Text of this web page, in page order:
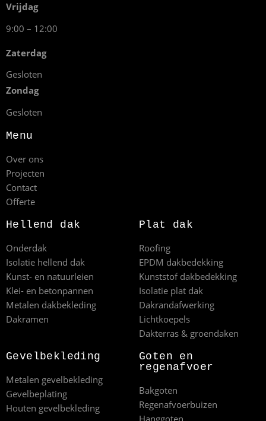
Vrijdag
9:00 – 12:00
Zaterdag
Gesloten
Zondag
Gesloten
Menu
Over ons
Projecten
Contact
Offerte
Hellend dak
Onderdak
Isolatie hellend dak
Kunst- en natuurleien
Klei- en betonpannen
Metalen dakbekleding
Dakramen
Plat dak
Roofing
EPDM dakbedekking
Kunststof dakbedekking
Isolatie plat dak
Dakrandafwerking
Lichtkoepels
Dakterras & groendaken
Gevelbekleding
Metalen gevelbekleding
Gevelbeplating
Houten gevelbekleding
Goten en
regenafvoer
Bakgoten
Regenafvoerbuizen
Hanggoten